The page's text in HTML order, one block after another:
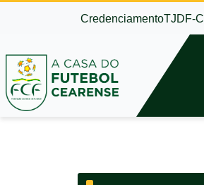
CredenciamentoTJDF-